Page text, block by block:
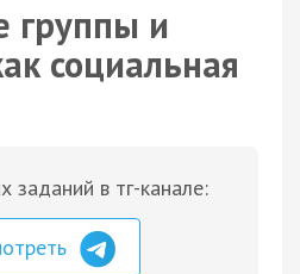
группы и
социальная
заданий в тг-канале: